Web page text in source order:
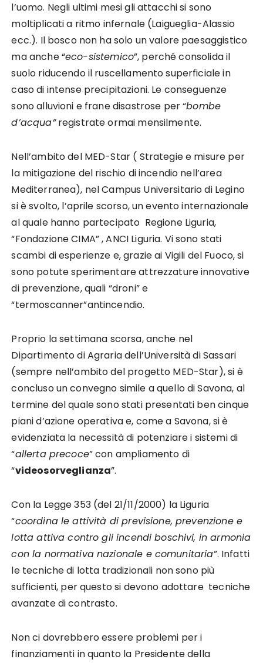
l’uomo. Negli ultimi mesi gli attacchi si sono
moltiplicati a ritmo infernale (Laigueglia-Alassio
ecc.). Il bosco non ha solo un valore paesaggistico
ma anche “eco-sistemico”, perché consolida il
suolo riducendo il ruscellamento superficiale in
caso di intense precipitazioni. Le conseguenze
sono alluvioni e frane disastrose per “bombe
d’acqua”registrate ormai mensilmente.
Nell’ambito del MED-Star ( Strategie e misure per
la mitigazione del rischio di incendio nell’area
Mediterranea), nel Campus Universitario di Legino
si è svolto, l’aprile scorso, un evento internazionale
al quale hanno partecipato Regione Liguria,
“Fondazione CIMA” , ANCI Liguria. Vi sono stati
scambi di esperienze e, grazie ai Vigili del Fuoco, si
sono potute sperimentare attrezzature innovative
di prevenzione, quali “droni” e
“termoscanner”antincendio.
Proprio la settimana scorsa, anche nel
Dipartimento di Agraria dell’Università di Sassari
(sempre nell’ambito del progetto MED-Star), si è
concluso un convegno simile a quello di Savona, al
termine del quale sono stati presentati ben cinque
piani d’azione operativa e, come a Savona, si è
evidenziata la necessità di potenziare i sistemi di
“allerta precoce” con ampliamento di
“videosorveglianza”.
Con la Legge 353 (del 21/11/2000) la Liguria
“coordina le attività di previsione, prevenzione e
lotta attiva contro gli incendi boschivi, in armonia
con la normativa nazionale e comunitaria”. Infatti
le tecniche di lotta tradizionali non sono più
sufficienti, per questo si devono adottare tecniche
avanzate di contrasto.
Non ci dovrebbero essere problemi per i
finanziamenti in quanto la Presidente della